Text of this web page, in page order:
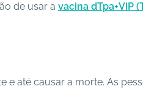
de usar a vacina dTpa+VIP (
até causar a morte. As